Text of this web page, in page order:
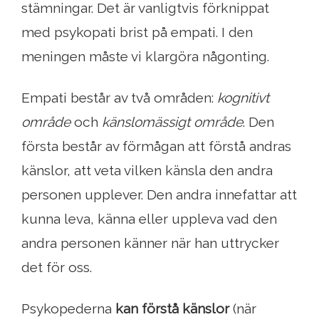
stämningar. Det är vanligtvis förknippat
med psykopati brist på empati. I den
meningen måste vi klargöra någonting.
Empati består av två områden: kognitivt
områdeoch känslomässigt område. Den
första består av förmågan att förstå andras
känslor, att veta vilken känsla den andra
personen upplever. Den andra innefattar att
kunna leva, känna eller uppleva vad den
andra personen känner när han uttrycker
det för oss.
Psykopederna kan förstå känslor(när